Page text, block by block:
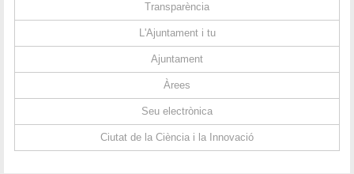
Transparència
L'Ajuntament i tu
Ajuntament
Àrees
Seu electrònica
Ciutat de la Ciència i la Innovació